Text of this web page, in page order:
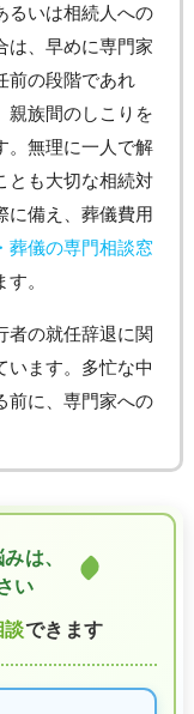
るいは相続人への
は、早めに専門家
前の段階であれ
親族間のしこりを
。無理に一人で解
とも大切な相続対
に備え、葬儀費用
葬儀の専門相談窓
。
者の就任辞退に関
います。多忙な中
前に、専門家への
は、
い
談できます